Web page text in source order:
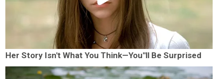
Her Story Isn't What You Think—You''ll Be Surprised